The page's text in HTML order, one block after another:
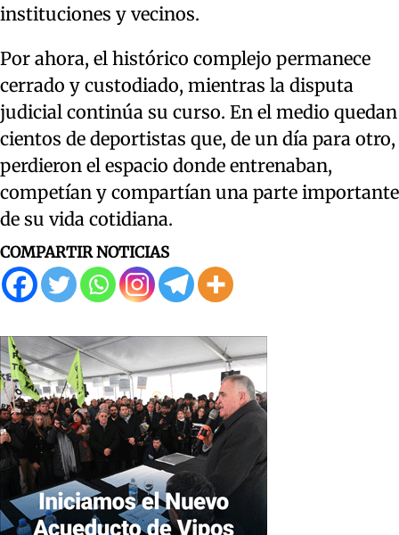
instituciones y vecinos.
Por ahora, el histórico complejo permanece
cerrado y custodiado, mientras la disputa
judicial continúa su curso. En el medio quedan
cientos de deportistas que, de un día para otro,
perdieron el espacio donde entrenaban,
competían y compartían una parte importante
de su vida cotidiana.
COMPARTIR NOTICIAS